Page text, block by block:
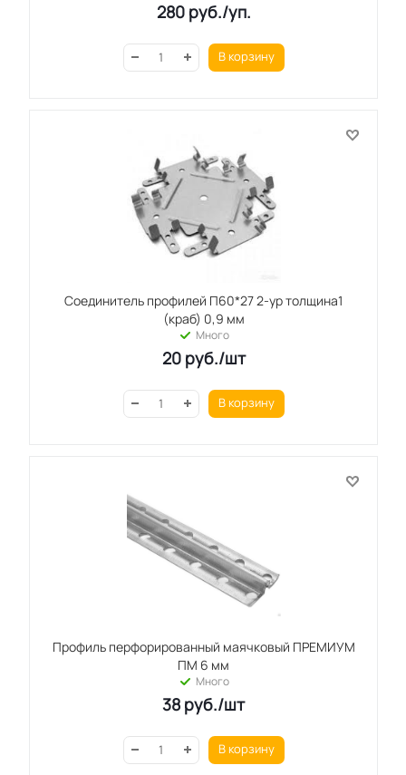
280руб./уп.
В корзину
Соединитель профилей П60*27 2-ур толщина1
(краб) 0,9 мм
Много
20руб./шт
В корзину
Профиль перфорированный маячковый ПРЕМИУМ
ПМ 6 мм
Много
38 руб./шт
В корзину